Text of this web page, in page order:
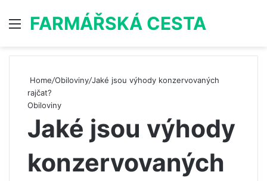
Menu
FARMÁŘSKÁ CESTA
Home/Obiloviny/Jaké jsou výhody konzervovaných
rajčat?
Obiloviny
Jaké jsou výhody
konzervovaných